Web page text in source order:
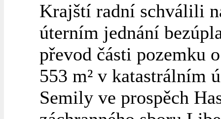
Krajští radní schválili
úterním jednání
převod části pozemku
553 m² v katastrálním
Semily ve prospěch